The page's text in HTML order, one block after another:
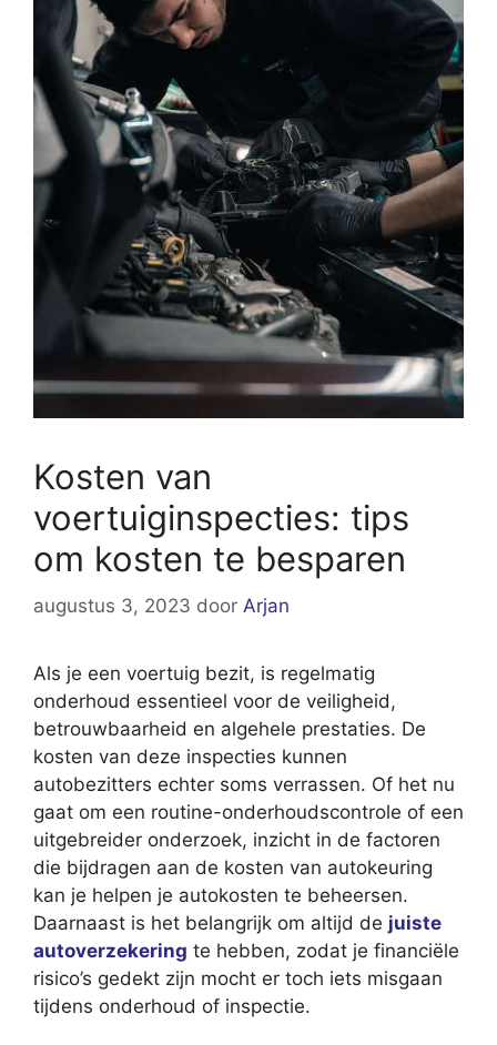
Kosten van
voertuiginspecties: tips
om kosten te besparen
augustus 3, 2023 door Arjan
Als je een voertuig bezit, is regelmatig
onderhoud essentieel voor de veiligheid,
betrouwbaarheid en algehele prestaties. De
kosten van deze inspecties kunnen
autobezitters echter soms verrassen. Of het nu
gaat om een routine-onderhoudscontrole of een
uitgebreider onderzoek, inzicht in de factoren
die bijdragen aan de kosten van autokeuring
kan je helpen je autokosten te beheersen.
Daarnaast is het belangrijk om altijd de juiste
autoverzekering te hebben, zodat je financiële
risico’s gedekt zijn mocht er toch iets misgaan
tijdens onderhoud of inspectie.